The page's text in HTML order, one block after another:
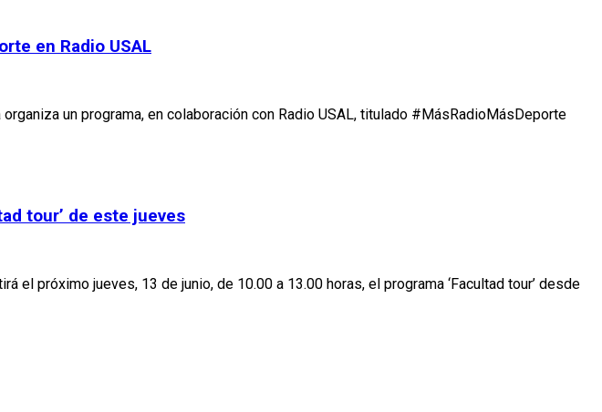
en Radio USAL
un programa, en colaboración con Radio USAL, titulado #MásRadioMásDeporte
tour’ de este jueves
el próximo jueves, 13 de junio, de 10.00 a 13.00 horas, el programa ‘Facultad tour’ desde